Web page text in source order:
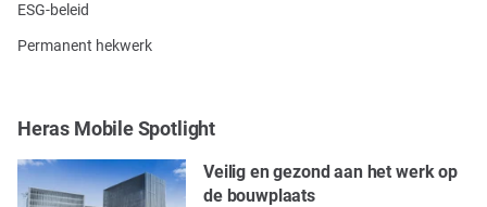
ESG-beleid
Permanent hekwerk
Heras Mobile Spotlight
Veilig en gezond aan het werk op
de bouwplaats